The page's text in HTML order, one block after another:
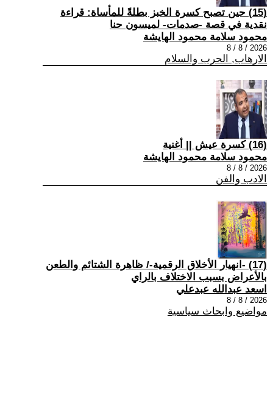
(15) حين تصبح كسرة الخبز بطلةً للمأساة: قراءة
نقدية في قصة -صدمات- لميسون حنا
محمود سلامة محمود الهايشة
2026 / 8 / 8
الارهاب, الحرب والسلام
(16) كسرة عيش || أغنية
محمود سلامة محمود الهايشة
2026 / 8 / 8
الادب والفن
(17) -انهيار الأخلاق الرقمية-/ ظاهرة الشتائم والطعن
بالأعراض بسبب الاختلاف بالراي
اسعد عبدالله عبدعلي
2026 / 8 / 8
مواضيع وابحاث سياسية